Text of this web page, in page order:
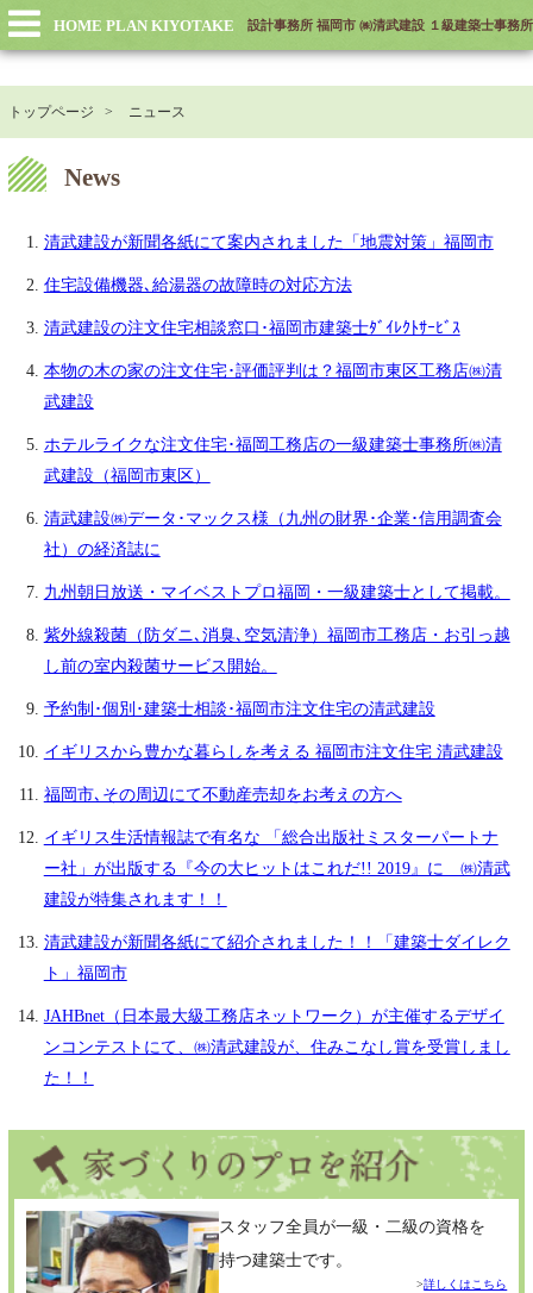
HOME PLAN KIYOTAKE 設計事務所 福岡市 ㈱清武建設 １級建築士事務所
トップページ ニュース
News
清武建設が新聞各紙にて案内されました「地震対策」福岡市
住宅設備機器､給湯器の故障時の対応方法
清武建設の注文住宅相談窓口･福岡市建築士ﾀﾞｲﾚｸﾄｻｰﾋﾞｽ
本物の木の家の注文住宅･評価評判は？福岡市東区工務店㈱清
武建設
ホテルライクな注文住宅･福岡工務店の一級建築士事務所㈱清
武建設（福岡市東区）
清武建設㈱データ･マックス様（九州の財界･企業･信用調査会
社）の経済誌に
九州朝日放送・マイベストプロ福岡・一級建築士として掲載。
紫外線殺菌（防ダニ､消臭､空気清浄）福岡市工務店・お引っ越
し前の室内殺菌サービス開始。
予約制･個別･建築士相談･福岡市注文住宅の清武建設
イギリスから豊かな暮らしを考える 福岡市注文住宅 清武建設
福岡市､その周辺にて不動産売却をお考えの方へ
イギリス生活情報誌で有名な 「総合出版社ミスターパートナ
ー社」が出版する『今の大ヒットはこれだ!! 2019』に ㈱清武
建設が特集されます！！
清武建設が新聞各紙にて紹介されました！！「建築士ダイレク
ト」福岡市
JAHBnet（日本最大級工務店ネットワーク）が主催するデザイ
ンコンテストにて、㈱清武建設が、住みこなし賞を受賞しまし
た！！
スタッフ全員が一級・二級の資格を
持つ建築士です。
詳しくはこちら